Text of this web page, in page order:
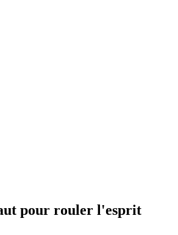
pour rouler l'esprit